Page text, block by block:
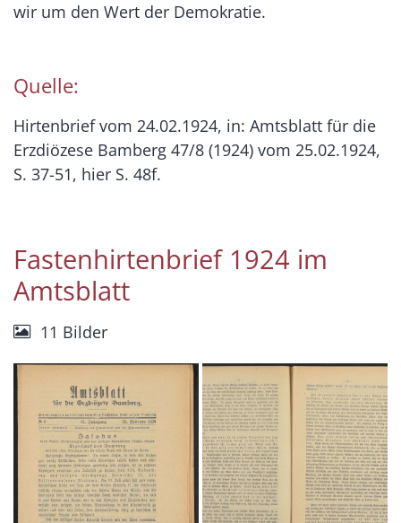
wir um den Wert der Demokratie.
Quelle:
Hirtenbrief vom 24.02.1924, in: Amtsblatt für die
Erzdiözese Bamberg 47/8 (1924) vom 25.02.1924,
S. 37-51, hier S. 48f.
Fastenhirtenbrief 1924 im
Amtsblatt
11 Bilder